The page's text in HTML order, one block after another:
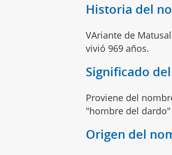
Historia del
VAriante de
vivió 969 años.
Significado
Proviene del
"hombre del dardo"
Origen del